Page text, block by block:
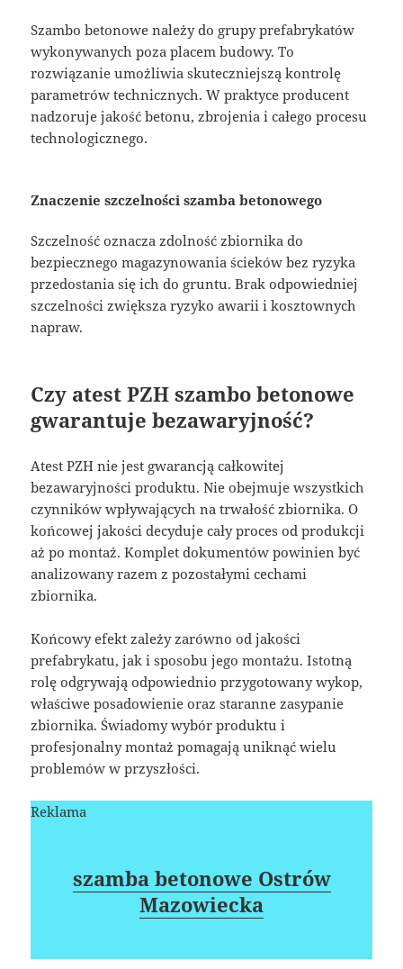
Szambo betonowe należy do grupy prefabrykatów
wykonywanych poza placem budowy. To
rozwiązanie umożliwia skuteczniejszą kontrolę
parametrów technicznych. W praktyce producent
nadzoruje jakość betonu, zbrojenia i całego procesu
technologicznego.
Znaczenie szczelności szamba betonowego
Szczelność oznacza zdolność zbiornika do
bezpiecznego magazynowania ścieków bez ryzyka
przedostania się ich do gruntu. Brak odpowiedniej
szczelności zwiększa ryzyko awarii i kosztownych
napraw.
Czy atest PZH szambo betonowe
gwarantuje bezawaryjność?
Atest PZH nie jest gwarancją całkowitej
bezawaryjności produktu. Nie obejmuje wszystkich
czynników wpływających na trwałość zbiornika. O
końcowej jakości decyduje cały proces od produkcji
aż po montaż. Komplet dokumentów powinien być
analizowany razem z pozostałymi cechami
zbiornika.
Końcowy efekt zależy zarówno od jakości
prefabrykatu, jak i sposobu jego montażu. Istotną
rolę odgrywają odpowiednio przygotowany wykop,
właściwe posadowienie oraz staranne zasypanie
zbiornika. Świadomy wybór produktu i
profesjonalny montaż pomagają uniknąć wielu
problemów w przyszłości.
Reklama
szamba betonowe Ostrów
Mazowiecka